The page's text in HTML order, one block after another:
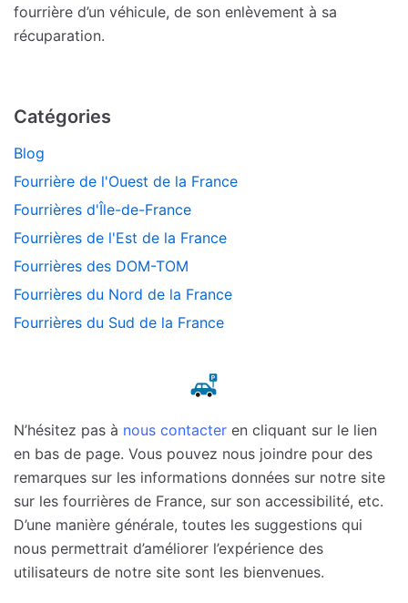
fourrière d’un véhicule, de son enlèvement à sa
récuparation.
Catégories
Blog
Fourrière de l'Ouest de la France
Fourrières d'Île-de-France
Fourrières de l'Est de la France
Fourrières des DOM-TOM
Fourrières du Nord de la France
Fourrières du Sud de la France
N’hésitez pas à nous contacter en cliquant sur le lien
en bas de page. Vous pouvez nous joindre pour des
remarques sur les informations données sur notre site
sur les fourrières de France, sur son accessibilité, etc.
D’une manière générale, toutes les suggestions qui
nous permettrait d’améliorer l’expérience des
utilisateurs de notre site sont les bienvenues.